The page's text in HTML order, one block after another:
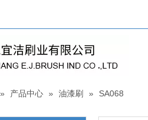
» 产品中心 » 油漆刷 » SA068